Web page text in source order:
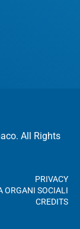
All Rights
PRIVACY
ORGANI SOCIALI
CREDITS